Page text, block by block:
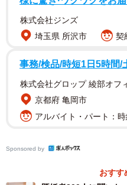
【男性】今まで誰かと恋愛関係に
（提供画像）
株式会社ジンズ
埼玉県 所沢市
契
事務/検品/時短1日5時間/
株式会社グロップ 綾部オフ
京都府 亀岡市
アルバイト・パート：
Sponsored by
おすす